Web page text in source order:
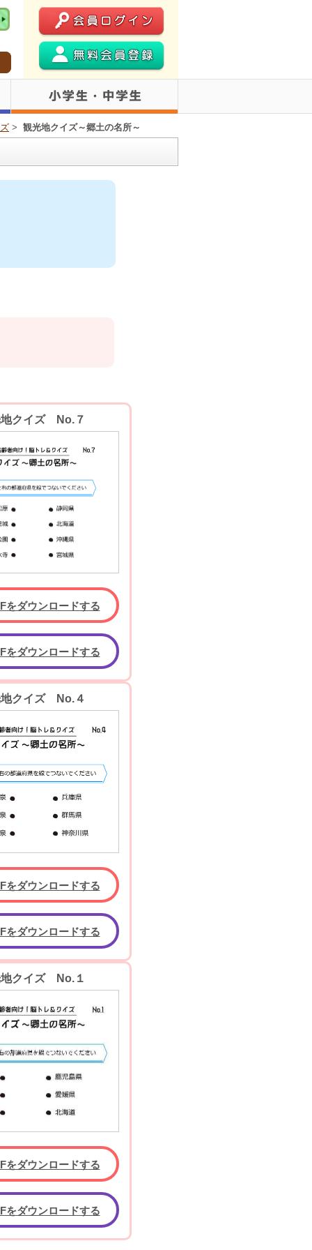
> 観光地クイズ～郷土の名所～
クイズ No.７
をダウンロードする
をダウンロードする
クイズ No.４
をダウンロードする
をダウンロードする
クイズ No.１
をダウンロードする
をダウンロードする